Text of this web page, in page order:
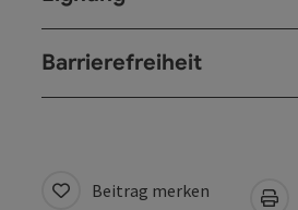
Barrierefreiheit
Beitrag merken